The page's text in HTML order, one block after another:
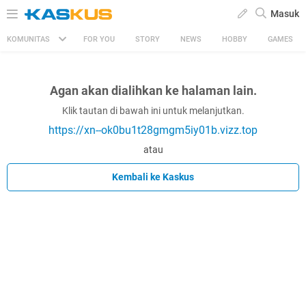
Masuk
KOMUNITAS FOR YOU STORY NEWS HOBBY GAMES
Agan akan dialihkan ke halaman lain.
Klik tautan di bawah ini untuk melanjutkan.
https://xn--ok0bu1t28gmgm5iy01b.vizz.top
atau
Kembali ke Kaskus